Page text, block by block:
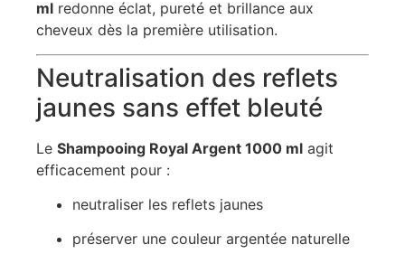
ml redonne éclat, pureté et brillance aux
cheveux dès la première utilisation.
Neutralisation des reflets
jaunes sans effet bleuté
Le Shampooing Royal Argent 1000 ml agit
efficacement pour :
neutraliser les reflets jaunes
préserver une couleur argentée naturelle